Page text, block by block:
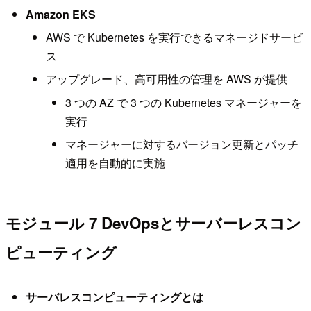
Amazon EKS
AWS で Kubernetes を実行できるマネージドサービ
ス
アップグレード、高可用性の管理を AWS が提供
3 つの AZ で 3 つの Kubernetes マネージャーを
実行
マネージャーに対するバージョン更新とパッチ
適用を自動的に実施
モジュール 7 DevOpsとサーバーレスコン
ピューティング
サーバレスコンピューティングとは